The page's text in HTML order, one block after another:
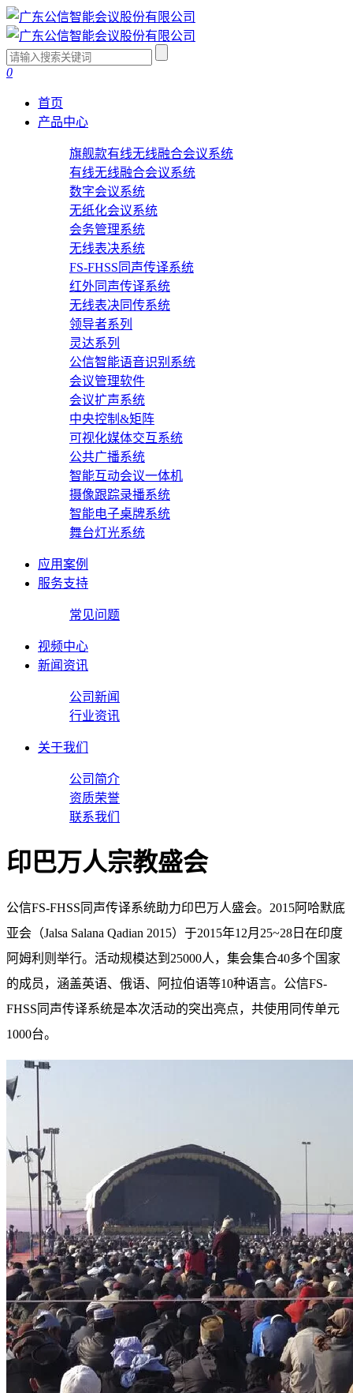
0
首页
产品中心
旗舰款有线无线融合会议系统
有线无线融合会议系统
数字会议系统
无纸化会议系统
会务管理系统
无线表决系统
FS-FHSS同声传译系统
红外同声传译系统
无线表决同传系统
领导者系列
灵达系列
公信智能语音识别系统
会议管理软件
会议扩声系统
中央控制&矩阵
可视化媒体交互系统
公共广播系统
智能互动会议一体机
摄像跟踪录播系统
智能电子桌牌系统
舞台灯光系统
应用案例
服务支持
常见问题
视频中心
新闻资讯
公司新闻
行业资讯
关于我们
公司简介
资质荣誉
联系我们
印巴万人宗教盛会
公信FS-FHSS同声传译系统助力印巴万人盛会。2015阿哈默底
亚会（Jalsa Salana Qadian 2015）于2015年12月25~28日在印度
阿姆利则举行。活动规模达到25000人，集会集合40多个国家
的成员，涵盖英语、俄语、阿拉伯语等10种语言。公信FS-
FHSS同声传译系统是本次活动的突出亮点，共使用同传单元
1000台。